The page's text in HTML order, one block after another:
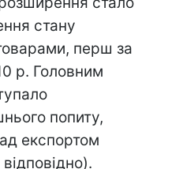
стану
перш за
р. Головним
попиту,
експортом